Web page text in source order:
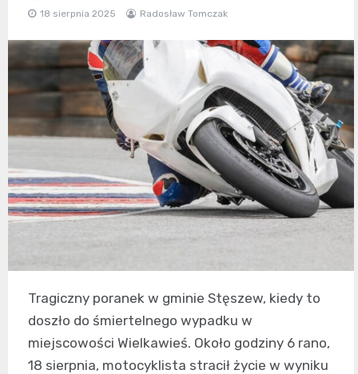
18 sierpnia 2025 Radosław Tomczak
Tragiczny poranek w gminie Stęszew, kiedy to
doszło do śmiertelnego wypadku w
miejscowości Wielkawieś. Około godziny 6 rano,
18 sierpnia, motocyklista stracił życie w wyniku